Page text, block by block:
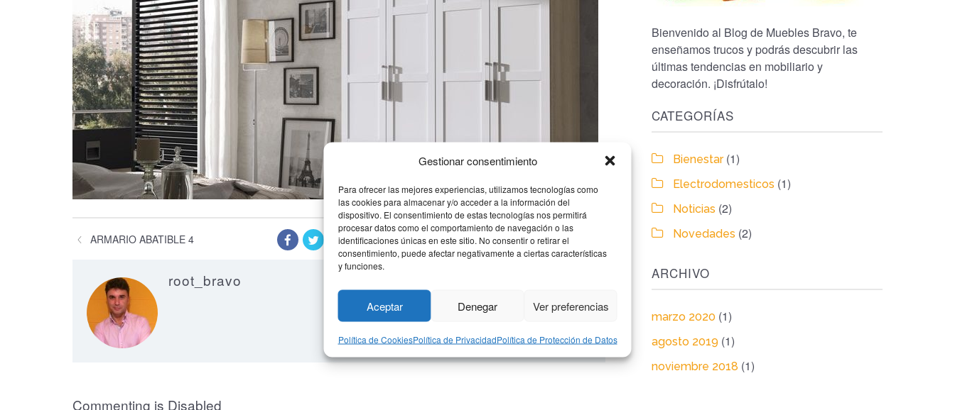
Gestionar consentimiento
Para ofrecer las mejores experiencias, utilizamos tecnologías como
las cookies para almacenar y/o acceder a la información del
dispositivo. El consentimiento de estas tecnologías nos permitirá
procesar datos como el comportamiento de navegación o las
identificaciones únicas en este sitio. No consentir o retirar el
consentimiento, puede afectar negativamente a ciertas características
y funciones.
Aceptar Denegar Ver preferencias
Política de CookiesPolítica de PrivacidadPolítica de Protección de Datos
ARMARIO ABATIBLE 4 ARMARIO ABATIBLE 6
root_bravo
Commenting is Disabled
Bienvenido al Blog de Muebles Bravo, te
enseñamos trucos y podrás descubrir las
últimas tendencias en mobiliario y
decoración. ¡Disfrútalo!
CATEGORÍAS
Bienestar(1)
Electrodomesticos (1)
Noticias (2)
Novedades (2)
ARCHIVO
marzo 2020 (1)
agosto 2019 (1)
noviembre 2018 (1)